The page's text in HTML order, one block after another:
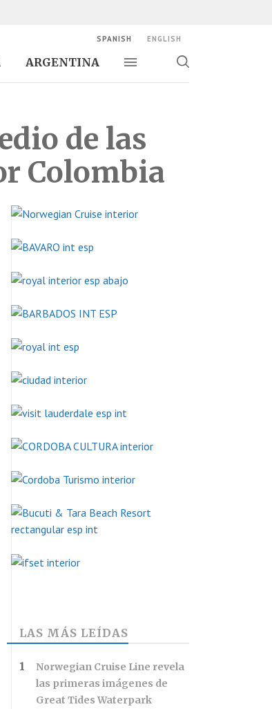
ARGENTINA
Alternar navegación
Alternar
SPANISH ENGLISH
de las
Colombia
LAS MÁS LEÍDAS
Norwegian Cruise Line revela
las primeras imágenes de
Great Tides Waterpark